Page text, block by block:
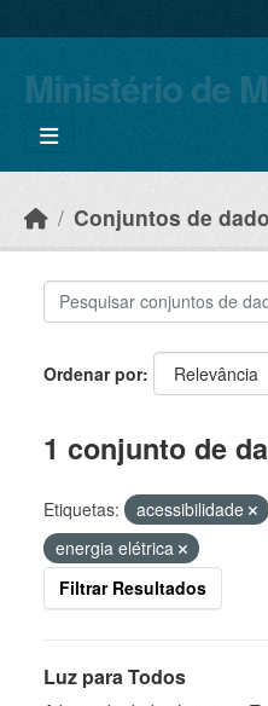
Ministério de
Conjuntos de
Ordenar por
1 conjunto de
Etiquetas: acessibilidade
energia elétrica
Filtrar Resultados
Luz para Todos